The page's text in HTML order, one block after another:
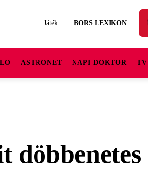
Játék BORS LEXIKON
ASTRONET NAPI DOKTOR TV